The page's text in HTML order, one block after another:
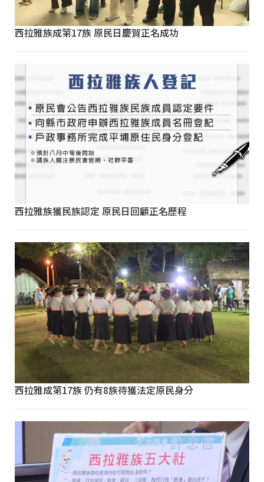
西拉雅族成第17族 原民日慶賀正名成功
西拉雅族獲民族認定 原民日回顧正名歷程
西拉雅成第17族 仍有8族待獲法定原民身分